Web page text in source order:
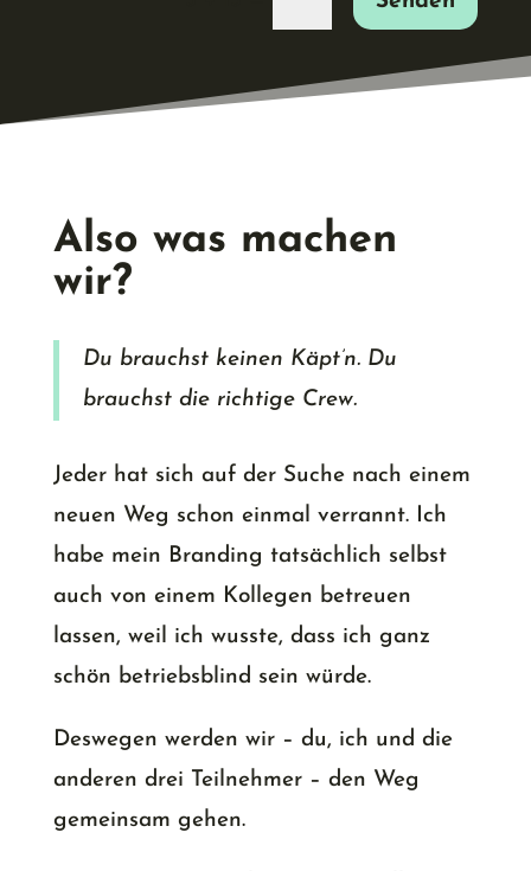
Also was machen
wir?
Du brauchst keinen Käpt’n. Du
brauchst die richtige Crew.
Jeder hat sich auf der Suche nach einem
neuen Weg schon einmal verrannt. Ich
habe mein Branding tatsächlich selbst
auch von einem Kollegen betreuen
lassen, weil ich wusste, dass ich ganz
schön betriebsblind sein würde.
Deswegen werden wir – du, ich und die
anderen drei Teilnehmer – den Weg
gemeinsam gehen.